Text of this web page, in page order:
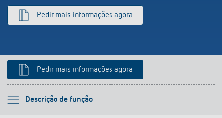
Pedir mais informações agora
Pedir mais informações agora
Descrição de função
Por favor selecione